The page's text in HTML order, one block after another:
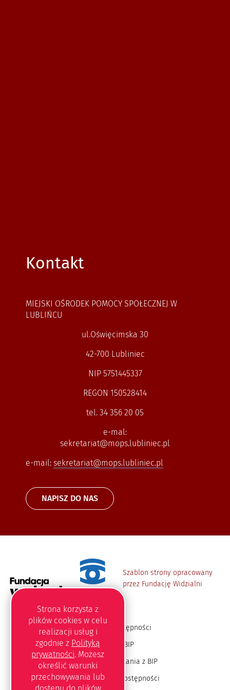
Strona korzysta z
plików cookies w celu
realizacji usług i
zgodnie z Polityką
prywatności. Możesz
określić warunki
przechowywania lub
Kontakt
MIEJSKI OŚRODEK POMOCY SPOŁECZNEJ W
LUBLIŃCU
ul.Oświęcimska 30
42-700 Lubliniec
NIP 5751445337
REGON 150528414
tel. 34 356 20 05
e-mal:
sekretariat@mops.lubliniec.pl
e-mail: sekretariat@mops.lubliniec.pl
NAPISZ DO NAS
Szablon strony opracowany
przez Fundację Widzialni
Deklaracja dostępności
Redakcja BIP
Instrukcja korzystania z BIP
Oświadczenie o dostępności